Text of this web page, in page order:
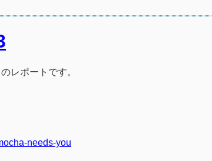
レポートです。
needs-you